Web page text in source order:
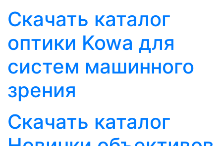
Скачать каталог
оптики Kowa для
систем машинного
зрения
Скачать каталог